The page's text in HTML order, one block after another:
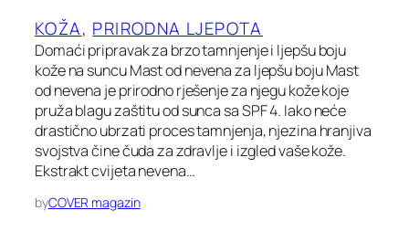
KOŽA, PRIRODNA LJEPOTA
Domaći pripravak za brzo tamnjenje i ljepšu boju
kože na suncu Mast od nevena za ljepšu boju Mast
od nevena je prirodno rješenje za njegu kože koje
pruža blagu zaštitu od sunca sa SPF 4. Iako neće
drastično ubrzati proces tamnjenja, njezina hranjiva
svojstva čine čuda za zdravlje i izgled vaše kože.
Ekstrakt cvijeta nevena…
byCOVER magazin